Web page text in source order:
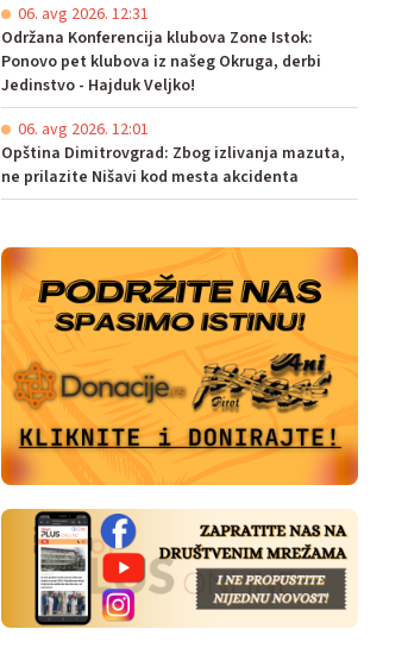
06. avg 2026. 12:31
Održana Konferencija klubova Zone Istok:
Ponovo pet klubova iz našeg Okruga, derbi
Jedinstvo - Hajduk Veljko!
06. avg 2026. 12:01
Opština Dimitrovgrad: Zbog izlivanja mazuta,
ne prilazite Nišavi kod mesta akcidenta